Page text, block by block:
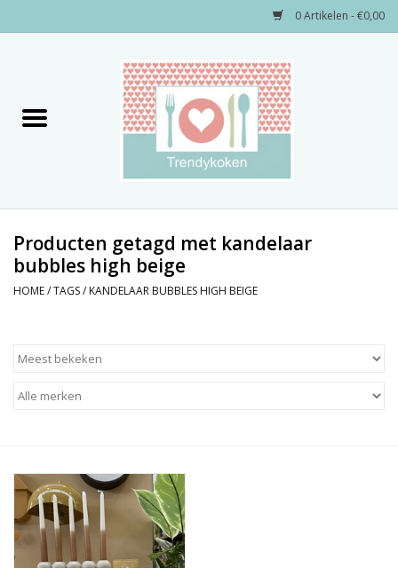
0 Artikelen - €0,00
Decoratie
Keukengerei
NIEUW!
Sale!
Producten getagd met kandelaar
bubbles high beige
HOME/TAGS/ KANDELAAR BUBBLES HIGH BEIGE